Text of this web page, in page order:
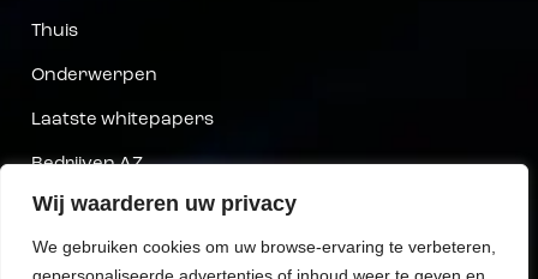
Wij waarderen uw privacy
We gebruiken cookies om uw browse-ervaring te verbeteren,
Thuis
Onderwerpen
Laatste whitepapers
Bedrijven AZ
Neem contact met ons op
Privacy